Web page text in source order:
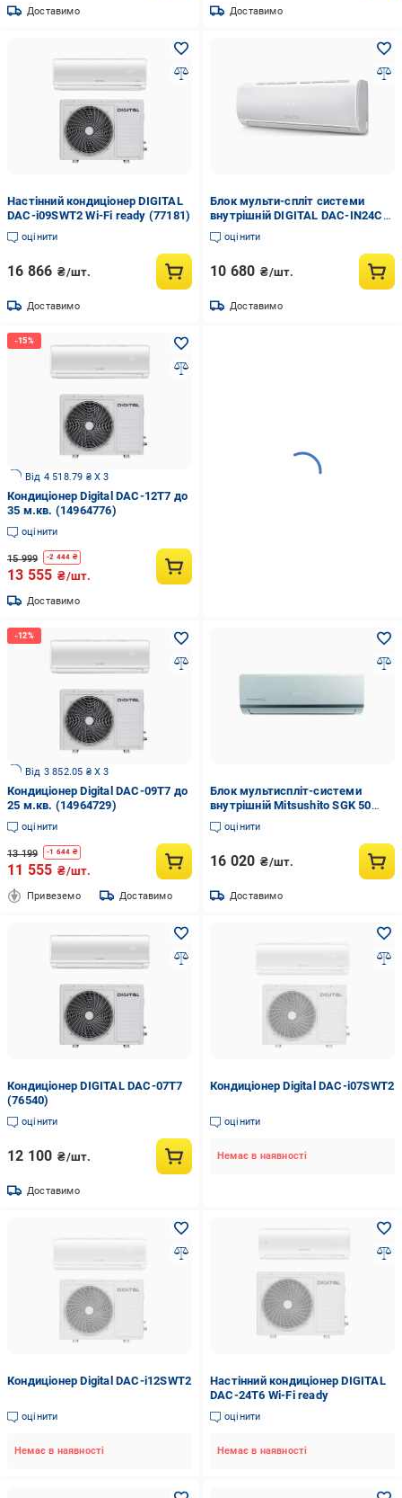
Доставимо Доставимо
Настінний кондиціонер DIGITAL
DAC-i09SWT2 Wi-Fi ready (77181)
оцінити
16 866 ₴/шт.
Доставимо
Блок мульти-спліт системи
внутрішній DIGITAL DAC-IN24CI
(73816)
оцінити
10 680 ₴/шт.
Доставимо
Від 4 518.79 ₴ X 3
Кондиціонер Digital DAC-12T7 до
35 м.кв. (14964776)
оцінити
15 999 -2 444 ₴
13 555 ₴/шт.
Доставимо
Від 3 852.05 ₴ X 3
Кондиціонер Digital DAC-09T7 до
25 м.кв. (14964729)
оцінити
13 199 -1 644 ₴
11 555 ₴/шт.
Привеземо Доставимо
Блок мультиспліт-системи
внутрішній Mitsushito SGK 50
MIG2 (76044)
оцінити
16 020 ₴/шт.
Доставимо
Кондиціонер DIGITAL DAC-07T7
(76540)
оцінити
12 100 ₴/шт.
Доставимо
Кондиціонер Digital DAC-i07SWT2
оцінити
Немає в наявності
Кондиціонер Digital DAC-i12SWT2
оцінити
Немає в наявності
Настінний кондиціонер DIGITAL
DAC-24T6 Wi-Fi ready
оцінити
Немає в наявності